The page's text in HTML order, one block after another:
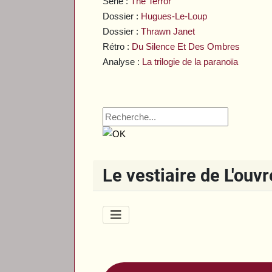
Dossier : Hugues-Le-Loup
Dossier :Thrawn Janet
Rétro : Du Silence Et Des Ombres
Analyse : La trilogie de la paranoïa
Le vestiaire de